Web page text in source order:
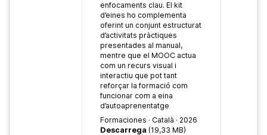
enfocaments clau. El kit
d’eines ho complementa
oferint un conjunt estructurat
d’activitats pràctiques
presentades al manual,
mentre que el MOOC actua
com un recurs visual i
interactiu que pot tant
reforçar la formació com
funcionar com a eina
d’autoaprenentatge
Formaciones
Català
2026
Descarrega (19,33 MB)